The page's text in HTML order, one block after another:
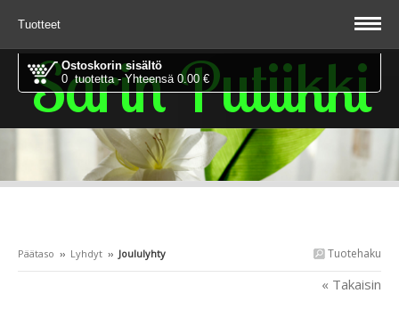
Tuotteet
Ostoskorin sisältö
0 tuotetta - Yhteensä 0.00 €
Sarin Putiikki
Tuotehaku
Päätaso ›› Lyhdyt ›› Joululyhty
« Takaisin